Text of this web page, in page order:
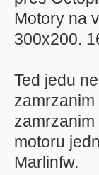
Motory na
300x200.
Ted jedu
motoru
Marlinfw.